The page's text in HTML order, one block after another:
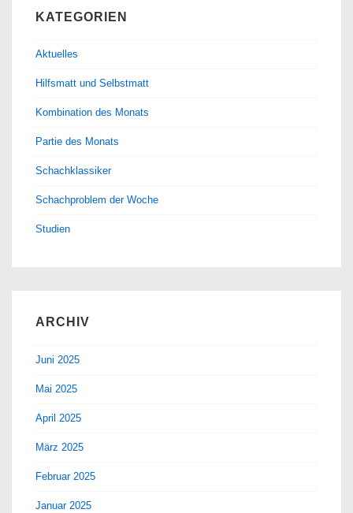
KATEGORIEN
Aktuelles
Hilfsmatt und Selbstmatt
Kombination des Monats
Partie des Monats
Schachklassiker
Schachproblem der Woche
Studien
ARCHIV
Juni 2025
Mai 2025
April 2025
März 2025
Februar 2025
Januar 2025